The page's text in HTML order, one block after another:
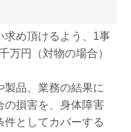
求め頂けるよう、1事
万円（対物の場合）
製品、業務の結果に
の損害を、身体障害
件としてカバーする